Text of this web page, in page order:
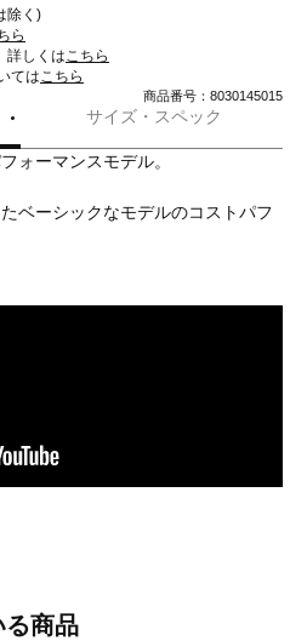
除く)
ら
しくはこちら
てはこちら
商品番号：8030145015
サイズ・スペック
ォーマンスモデル。
ベーシックなモデルのコストパフ
る商品